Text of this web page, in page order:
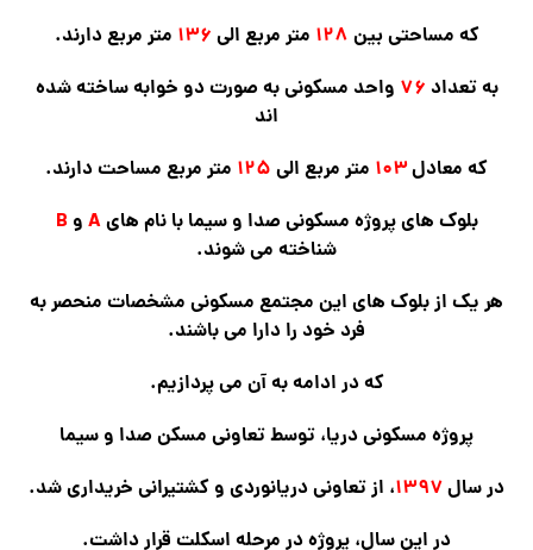
که مساحتی بین ۱۲۸ متر مربع الی ۱۳۶ متر مربع دارند.
به تعداد ۷۶ واحد مسکونی به صورت دو خوابه ساخته شده
اند
که معادل۱۰۳ متر مربع الی ۱۲۵ متر مربع مساحت دارند.
بلوک های پروژه مسکونی صدا و سیما با نام هایA و B
شناخته می شوند.
هر یک از بلوک های این مجتمع مسکونی مشخصات منحصر به
فرد خود را دارا می باشند.
که در ادامه به آن می پردازیم.
پروژه مسکونی دریا، توسط تعاونی مسکن صدا و سیما
در سال۱۳۹۷، از تعاونی دریانوردی و کشتیرانی خریداری شد.
در این سال، پروژه در مرحله اسکلت قرار داشت.